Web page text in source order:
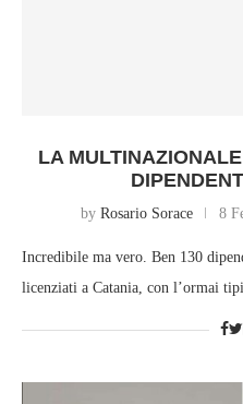
LA
by Rosario Sorace 8
Incredibile ma vero. Ben 130
licenziati a Catania, con l’ormai